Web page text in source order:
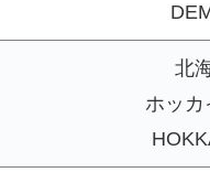
北
ホッカ